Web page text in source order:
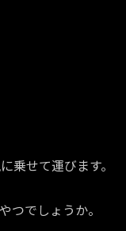
乗せて運びます。
つでしょうか。